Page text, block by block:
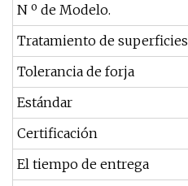
N º de Modelo.
Tratamiento de superficies
Tolerancia de forja
Estándar
Certificación
El tiempo de entrega